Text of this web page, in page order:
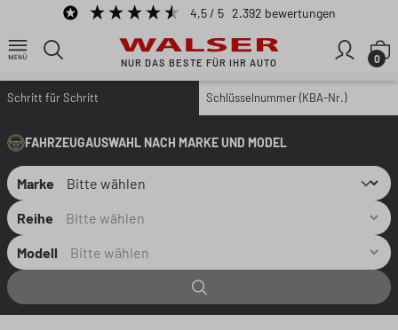
Zum Hauptinhalt springen 4,5 / 5 2.392 bewertungen
NUR DAS BESTE FÜR IHR AUTO 0
Schritt für Schritt Schlüsselnummer (KBA-Nr.)
FAHRZEUGAUSWAHL NACH MARKE UND MODEL
Marke
Reihe
Modell